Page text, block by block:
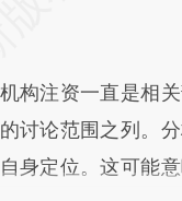
注资一直是相关
讨论范围之列。
身定位。这可能